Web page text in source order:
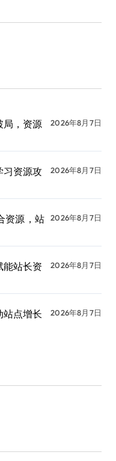
局，资源
2026年8月7日
习资源攻
2026年8月7日
资源，站
2026年8月7日
站长资
2026年8月7日
点增长
2026年8月7日